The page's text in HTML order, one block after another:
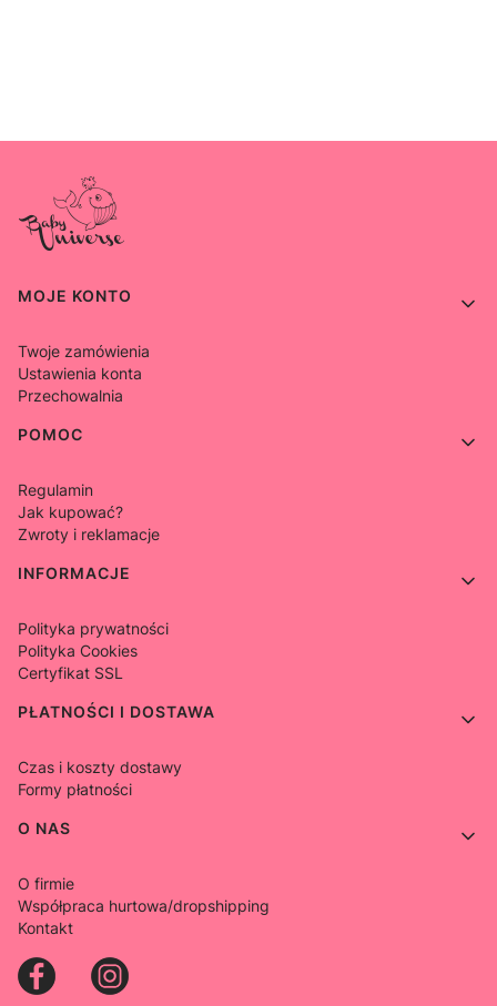
Linki w stopce
MOJE KONTO
Twoje zamówienia
Ustawienia konta
Przechowalnia
POMOC
Regulamin
Jak kupować?
Zwroty i reklamacje
INFORMACJE
Polityka prywatności
Polityka Cookies
Certyfikat SSL
PŁATNOŚCI I DOSTAWA
Czas i koszty dostawy
Formy płatności
O NAS
O firmie
Współpraca hurtowa/dropshipping
Kontakt